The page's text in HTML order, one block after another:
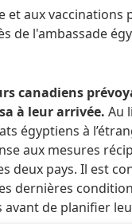
aux vaccinations
de l'ambassade
canadiens
à leur arrivée. Au
égyptiens à
aux mesures
deux pays. Il est
dernières
de planifier